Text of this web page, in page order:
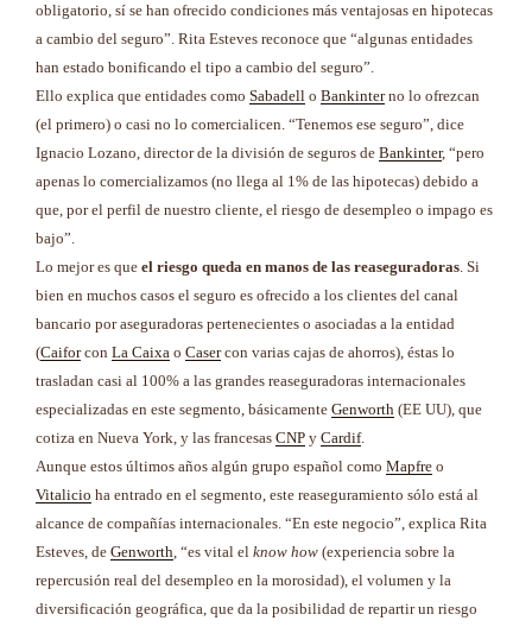
obligatorio, sí se han ofrecido condiciones más ventajosas en hipotecas
a cambio del seguro”. Rita Esteves reconoce que “algunas entidades
han estado bonificando el tipo a cambio del seguro”.
Ello explica que entidades como Sabadell o Bankinterno lo ofrezcan
(el primero) o casi no lo comercialicen. “Tenemos ese seguro”, dice
Ignacio Lozano, director de la división de seguros de Bankinter, “pero
apenas lo comercializamos (no llega al 1% de las hipotecas) debido a
que, por el perfil de nuestro cliente, el riesgo de desempleo o impago es
bajo”.
Lo mejor es que el riesgo queda en manos de las reaseguradoras. Si
bien en muchos casos el seguro es ofrecido a los clientes del canal
bancario por aseguradoras pertenecientes o asociadas a la entidad
(Caiforcon La Caixa o Casercon varias cajas de ahorros), éstas lo
trasladan casi al 100% a las grandes reaseguradoras internacionales
especializadas en este segmento, básicamente Genworth (EE UU), que
cotiza en Nueva York, y las francesas CNP y Cardif.
Aunque estos últimos años algún grupo español como Mapfre o
Vitalicio ha entrado en el segmento, este reaseguramiento sólo está al
alcance de compañías internacionales. “En este negocio”, explica Rita
Esteves, de Genworth, “es vital el know how (experiencia sobre la
repercusión real del desempleo en la morosidad), el volumen y la
diversificación geográfica, que da la posibilidad de repartir un riesgo